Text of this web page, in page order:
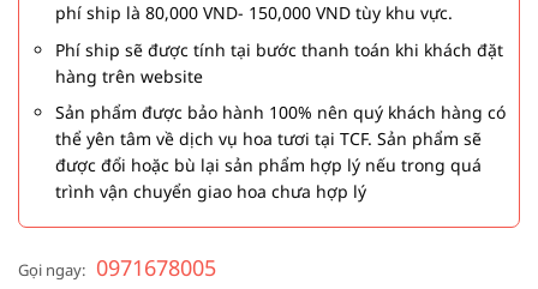
phí ship là 80,000 VND- 150,000 VND tùy khu vực.
Phí ship sẽ được tính tại bước thanh toán khi khách đặt
hàng trên website
Sản phẩm được bảo hành 100% nên quý khách hàng có
thể yên tâm về dịch vụ hoa tươi tại TCF. Sản phẩm sẽ
được đổi hoặc bù lại sản phẩm hợp lý nếu trong quá
trình vận chuyển giao hoa chưa hợp lý
Gọi ngay: 0971678005